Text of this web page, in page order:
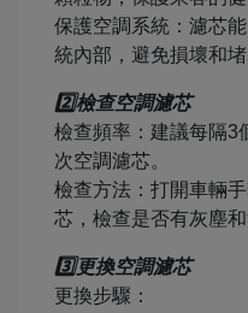
保護空調系統：濾芯
統內部，避免損壞和堵
2️⃣檢查空調濾芯
檢查頻率：建議每隔3
次空調濾芯。
檢查方法：打開車輛
芯，檢查是否有灰塵和
3️⃣更換空調濾芯
更換步驟：